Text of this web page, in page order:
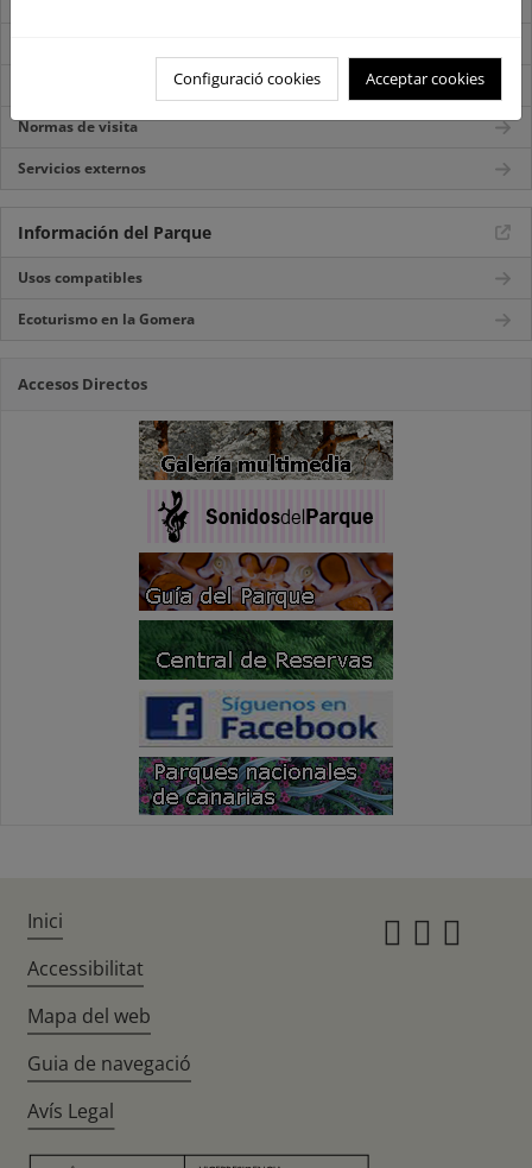
Normas de visita
Servicios externos
Información del Parque
Usos compatibles
Ecoturismo en la Gomera
Accesos Directos
Configuració cookies Acceptar cookies
Inici
Accessibilitat
Mapa del web
Guia de navegació
Avís Legal